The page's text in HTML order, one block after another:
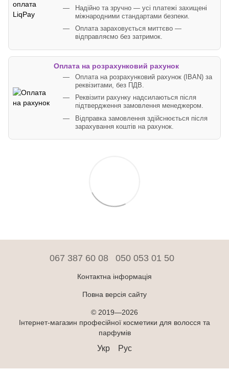
Надійно та зручно — усі платежі захищені
міжнародними стандартами безпеки.
Оплата зараховується миттєво —
відправляємо без затримок.
Оплата на розрахунковий рахунок
Оплата на розрахунковий рахунок (IBAN) за
реквізитами, без ПДВ.
Реквізити рахунку надсилаються після
підтвердження замовлення менеджером.
Відправка замовлення здійснюється після
зарахування коштів на рахунок.
067 387 60 08 050 053 01 50
Контактна інформація
Повна версія сайту
© 2019—2026
Інтернет-магазин професійної косметики для волосся та
парфумів
Укр Рус